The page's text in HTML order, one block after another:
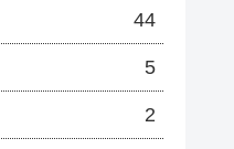
44
5
2